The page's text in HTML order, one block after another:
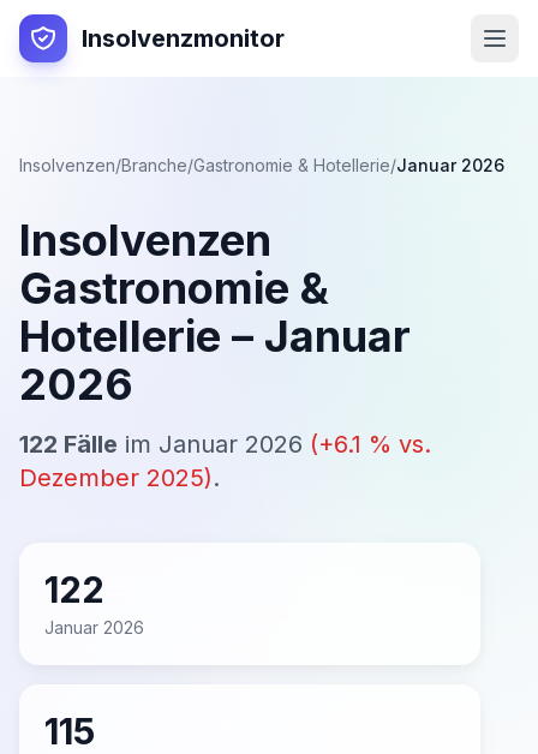
Insolvenzmonitor
Insolvenzen/Branche/Gastronomie & Hotellerie/Januar 2026
Insolvenzen
Gastronomie &
Hotellerie – Januar
2026
122 Fälle im Januar 2026 (+6.1 % vs.
Dezember 2025).
122
Januar 2026
115